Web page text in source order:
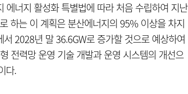
너지 활성화 특별법에 따라 처음 수립하여 지난
하는 이 계획은 분산에너지의 95% 이상을 차지
2028년 말 36.6GW로 증가할 것으로 예상하여
전력망 운영 기술 개발과 운영 시스템의 개선으
다.